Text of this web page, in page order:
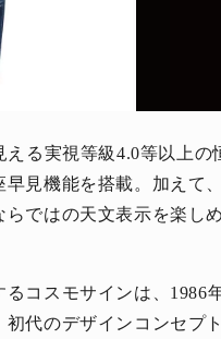
る実視等級4.0等以上の
見機能を搭載。加えて
ではの天文表示を楽し
コスモサインは、1986
初代のデザインコンセプ